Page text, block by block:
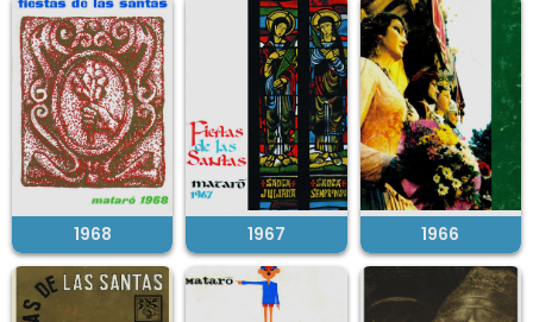
1968 1967 1966